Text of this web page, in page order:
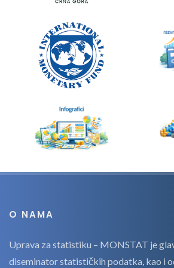
O NAMA
Uprava za statistiku – MONSTAT je
diseminator statističkih podatka, kao i